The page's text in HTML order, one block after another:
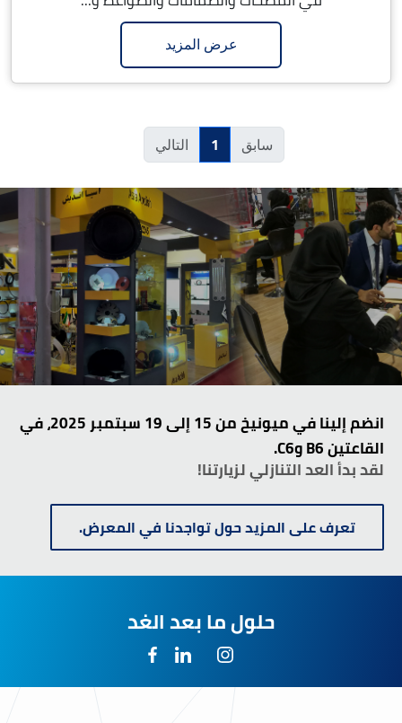
عرض المزيد
سابق 1 التالي
انضم إلينا في ميونيخ من 15 إلى 19 سبتمبر 2025، في
القاعتين B6 وC6.
لقد بدأ العد التنازلي لزيارتنا!
تعرف على المزيد حول تواجدنا في المعرض.
حلول ما بعد الغد